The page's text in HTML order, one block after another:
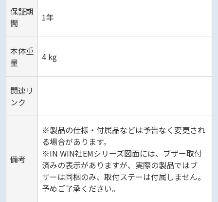
保証期
間
1年
本体重
量
4 kg
関連リ
ンク
備考
※製品の仕様・付属品などは予告なく変更され
る場合があります。
※IN WIN社EMシリーズ図面には、ブザー取付
済みの表示がありますが、実際の製品ではブ
ザーは同梱のみ、取付ステーは付属しません。
予めご了承ください。